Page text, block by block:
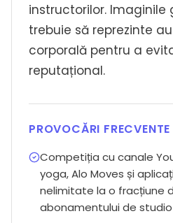
instructorilor. Imaginile
trebuie să reprezinte
corporală pentru a
reputațional.
PROVOCĂRI FRECVENTE
Competiția cu canale
yoga, Alo Moves și
nelimitate la o fracțiune
abonamentului de studio